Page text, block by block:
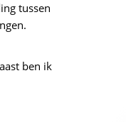
tussen
ben ik